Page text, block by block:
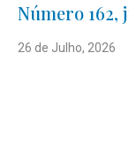
Número 162,
26 de Julho, 2026